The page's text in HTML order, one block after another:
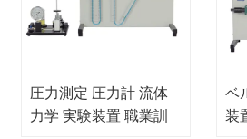
圧力測定 圧力計 流体
力学 実験装置 職業訓
ベ
装